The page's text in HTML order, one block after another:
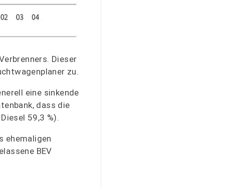
Dieser
zu.
eine sinkende
dass die
59,3 %).
ehemaligen
BEV